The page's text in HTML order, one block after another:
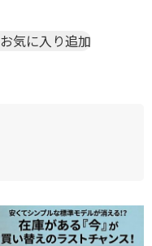
お気に入り追加